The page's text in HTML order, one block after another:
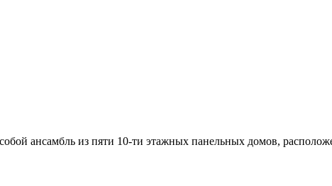
ансамбль из пяти 10-ти этажных панельных домов,